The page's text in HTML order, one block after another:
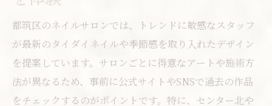
都筑区のネイルサロンでは、トレンドに敏感なスタッフ
が最新のタイダイネイルや季節感を取り入れたデザイン
を提案しています。サロンごとに得意なアートや施術方
法が異なるため、事前に公式サイトやSNSで過去の作品
をチェックするのがポイントです。特に、センター北や